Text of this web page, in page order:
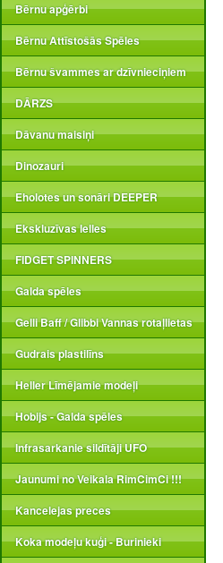
Bērnu apģērbi
Bērnu Attīstošās Spēles
Bērnu švammes ar dzīvnieciņiem
DĀRZS
Dāvanu maisiņi
Dinozauri
Eholotes un sonāri DEEPER
Ekskluzīvas lelles
FIDGET SPINNERS
Galda spēles
Gelli Baff / Glibbi Vannas rotaļlietas
Gudrais plastilīns
Heller Līmējamie modeļi
Hobijs - Galda spēles
Infrasarkanie sildītāji UFO
Jaunumi no Veikala RimCimCi !!!
Kancelejas preces
Koka modeļu kuģi - Burinieki